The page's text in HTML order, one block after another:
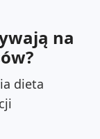
na
dieta